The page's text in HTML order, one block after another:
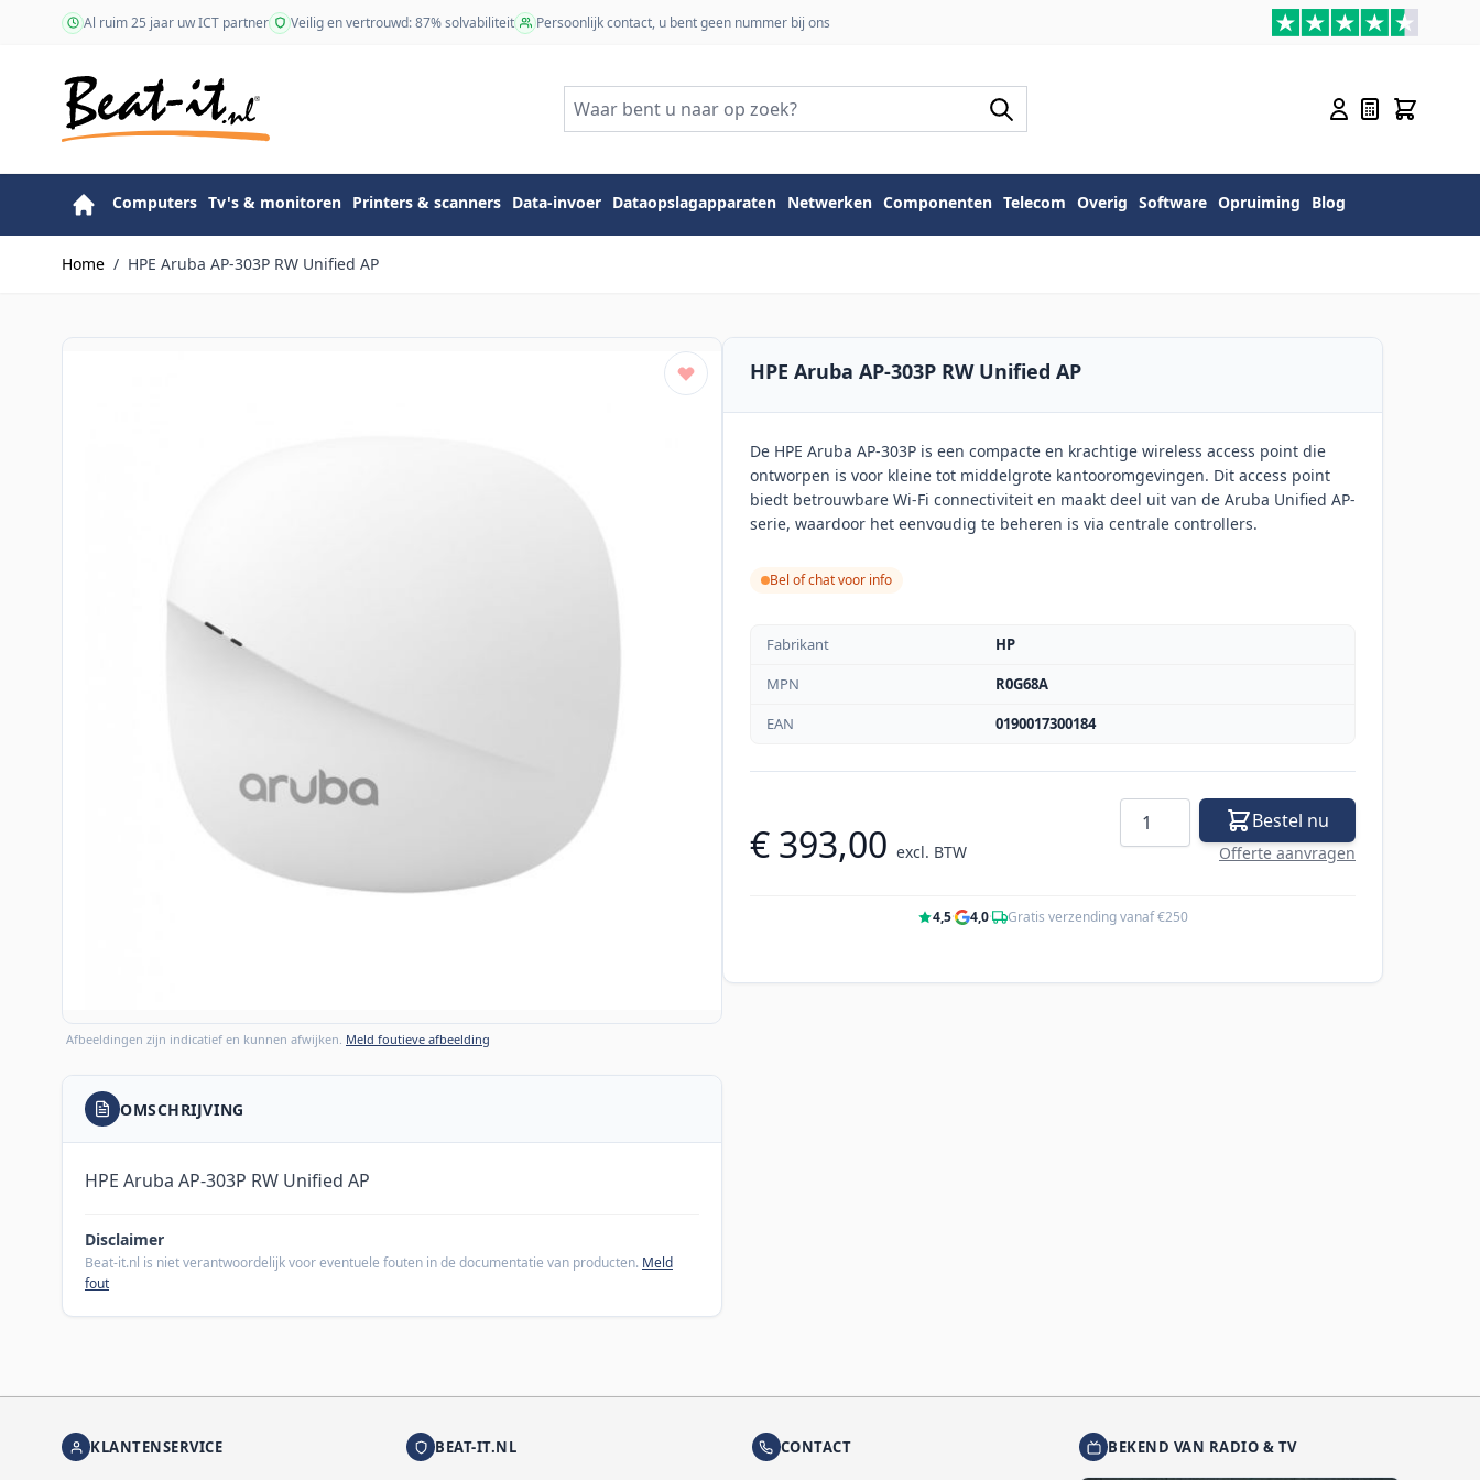
Ga naar de inhoudAl ruim 25 jaar uw ICT partner Veilig en vertrouwd: 87% solvabiliteit Persoonlijk contact, u bent geen nummer bij ons
Computers Tv's & monitoren Printers & scanners Data-invoer Dataopslagapparaten Netwerken Componenten Telecom Overig Software Opruiming Blog
Home / HPE Aruba AP-303P RW Unified AP
Afbeeldingen zijn indicatief en kunnen afwijken. Meld foutieve afbeelding
HPE Aruba AP-303P RW Unified AP
De HPE Aruba AP-303P is een compacte en krachtige wireless access point die
ontworpen is voor kleine tot middelgrote kantooromgevingen. Dit access point
biedt betrouwbare Wi-Fi connectiviteit en maakt deel uit van de Aruba Unified AP-
serie, waardoor het eenvoudig te beheren is via centrale controllers.
Bel of chat voor info
Fabrikant
HP
MPN
R0G68A
EAN
0190017300184
€ 393,00 excl. BTW
Aantal Bestel nu
Offerte aanvragen
4,5· 4,0· Gratis verzending vanaf €250
OMSCHRIJVING
HPE Aruba AP-303P RW Unified AP
Disclaimer
Beat-it.nl is niet verantwoordelijk voor eventuele fouten in de documentatie van producten. Meld
fout
KLANTENSERVICE BEAT-IT.NL CONTACT BEKEND VAN RADIO & TV